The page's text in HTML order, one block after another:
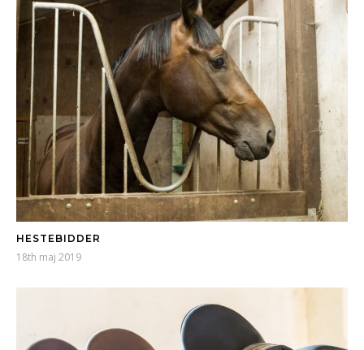
HESTEBIDDER
18th maj 2019